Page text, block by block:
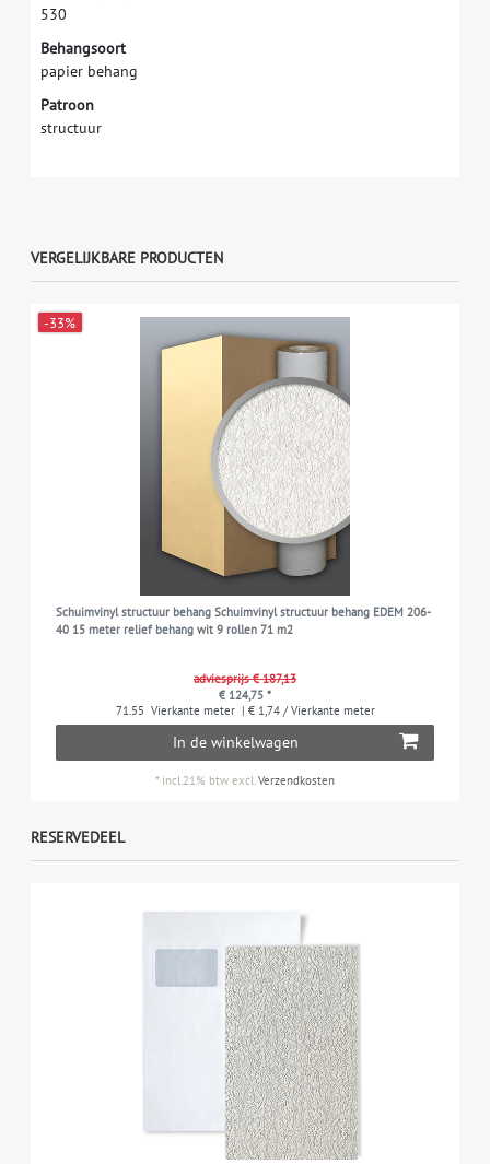
530
Behangsoort
papier behang
Patroon
structuur
VERGELIJKBARE PRODUCTEN
-33%
Schuimvinyl structuur behang Schuimvinyl structuur behang EDEM 206-
40 15 meter relief behang wit 9 rollen 71 m2
adviesprijs € 187,13
€ 124,75 *
71.55 Vierkante meter | € 1,74 / Vierkante meter
In de winkelwagen
* incl.21% btw excl. Verzendkosten
RESERVEDEEL